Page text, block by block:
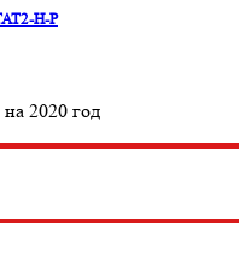
Н-Р
2020 год